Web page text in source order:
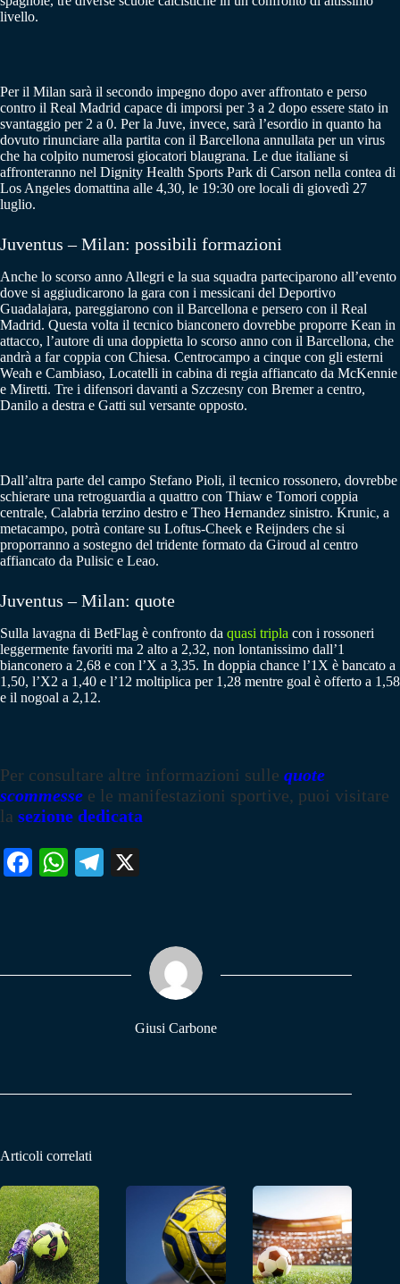
livello.
Per il Milan sarà il secondo impegno dopo aver affrontato e perso
contro il Real Madrid capace di imporsi per 3 a 2 dopo essere stato in
svantaggio per 2 a 0. Per la Juve, invece, sarà l’esordio in quanto ha
dovuto rinunciare alla partita con il Barcellona annullata per un virus
che ha colpito numerosi giocatori blaugrana. Le due italiane si
affronteranno nel Dignity Health Sports Park di Carson nella contea di
Los Angeles domattina alle 4,30, le 19:30 ore locali di giovedì 27
luglio.
Juventus – Milan: possibili formazioni
Anche lo scorso anno Allegri e la sua squadra parteciparono all’evento
dove si aggiudicarono la gara con i messicani del Deportivo
Guadalajara, pareggiarono con il Barcellona e persero con il Real
Madrid. Questa volta il tecnico bianconero dovrebbe proporre Kean in
attacco, l’autore di una doppietta lo scorso anno con il Barcellona, che
andrà a far coppia con Chiesa. Centrocampo a cinque con gli esterni
Weah e Cambiaso, Locatelli in cabina di regia affiancato da McKennie
e Miretti. Tre i difensori davanti a Szczesny con Bremer a centro,
Danilo a destra e Gatti sul versante opposto.
Dall’altra parte del campo Stefano Pioli, il tecnico rossonero, dovrebbe
schierare una retroguardia a quattro con Thiaw e Tomori coppia
centrale, Calabria terzino destro e Theo Hernandez sinistro. Krunic, a
metacampo, potrà contare su Loftus-Cheek e Reijnders che si
proporranno a sostegno del tridente formato da Giroud al centro
affiancato da Pulisic e Leao.
Juventus – Milan: quote
Sulla lavagna di BetFlag è confronto da quasi tripla con i rossoneri
leggermente favoriti ma 2 alto a 2,32, non lontanissimo dall’1
bianconero a 2,68 e con l’X a 3,35. In doppia chance l’1X è bancato a
1,50, l’X2 a 1,40 e l’12 moltiplica per 1,28 mentre goal è offerto a 1,58
e il nogoal a 2,12.
Per consultare altre informazioni sulle quote
scommesse e le manifestazioni sportive, puoi visitare
la sezione dedicata
Fa W
pp
Te
m
Giusi Carbone
Articoli correlati